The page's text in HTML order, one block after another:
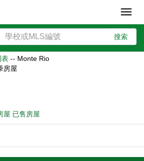
搜索
表 -- Monte Rio
房屋
屋 已售房屋